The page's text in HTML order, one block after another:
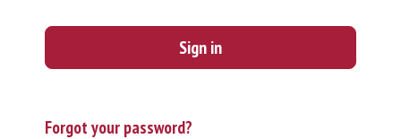
Sign in
Forgot your password?